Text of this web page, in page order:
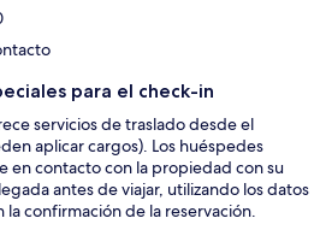
para el check-in
servicios de traslado desde el
aplicar cargos). Los huéspedes
en contacto con la propiedad con su
antes de viajar, utilizando los datos
la confirmación de la reservación.